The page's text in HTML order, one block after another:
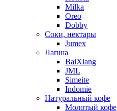
Milka
Oreo
Dobby
Соки, нектары
Jumex
Лапша
BaiXiang
JML
Simeite
Indomie
Натуральный кофе
Молотый кофе